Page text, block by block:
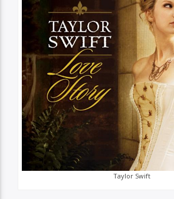
Taylor Swift